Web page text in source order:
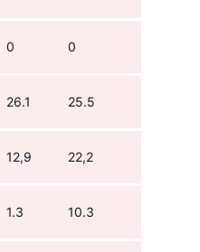
0 0
26.1 25.5
12,9 22,2
1.3 10.3